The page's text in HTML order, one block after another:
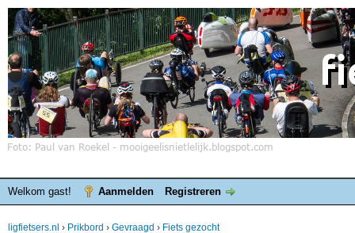
Welkom gast! Aanmelden Registreren
ligfietsers.nl › Prikbord › Gevraagd › Fiets gezocht